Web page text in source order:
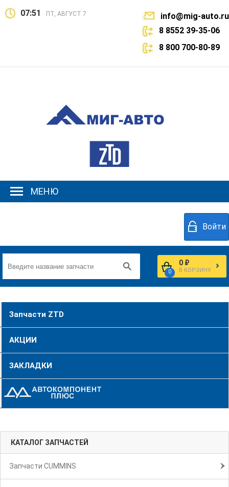
07:51 ПТ, АВГУСТ 7
info@mig-auto.ru
8 8552 39-35-06
8 800 700-80-89
МЕНЮ
Войти
0
0 ₽
В КОРЗИНУ
Запчасти ZTD
АКЦИИ
ЗАКЛАДКИ
КАТАЛОГ ЗАПЧАСТЕЙ
Запчасти CUMMINS